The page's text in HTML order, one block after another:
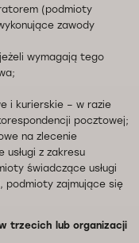
(podmioty
zawody
wymagają tego
i kurierskie – w razie
pocztowej;
na zlecenie
z zakresu
świadczące usługi
podmioty zajmujące się
trzecich lub organizacji